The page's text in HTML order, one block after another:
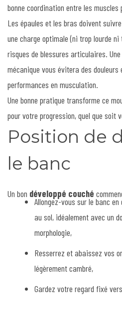
bonne coordination entre les
Les épaules et les bras doivent
une charge optimale (ni trop lourde
risques de blessures articulaires.
mécanique vous évitera des
performances en musculation.
Une bonne pratique transforme ce
pour votre progression, quel que soit
Position de
le banc
Un bon développé couché
Allongez-vous sur le banc
au sol, idéalement avec un
morphologie,
Resserrez et abaissez vos
légèrement cambré,
Gardez votre regard fixé